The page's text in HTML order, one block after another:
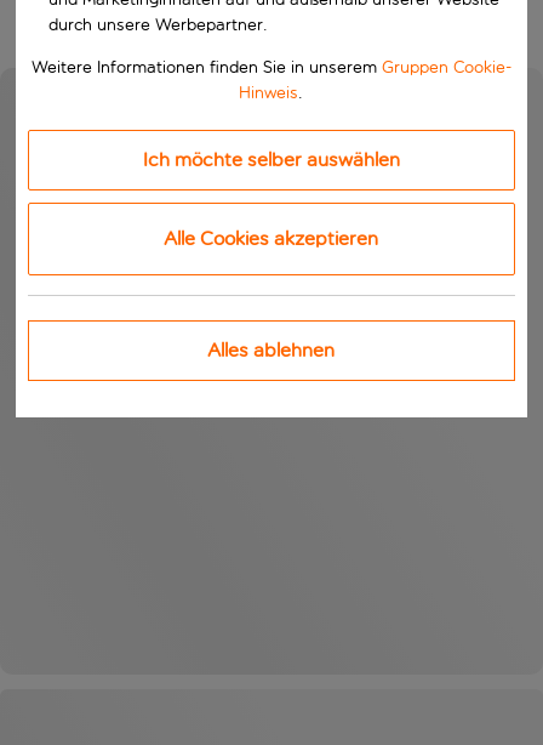
durch unsere Werbepartner.
Weitere Informationen finden Sie in unserem Gruppen Cookie-
Hinweis.
Ich möchte selber auswählen
Alle Cookies akzeptieren
Alles ablehnen